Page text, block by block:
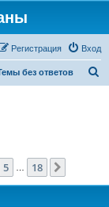
Вход
Регистрация
без ответов
18
5 18